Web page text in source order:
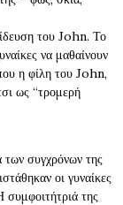
του John. Το
να μαθαίνουν
η φίλη του John,
ως “τρομερή
συγχρόνων της
οι γυναίκες
συμφοιτήτριά της